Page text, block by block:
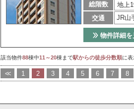
総階数
地上
交通
JR山
物件詳細を
該当物件88棟中11～20棟まで駅からの徒歩分数順に
<< 1 2 3 4 5 6 7 8